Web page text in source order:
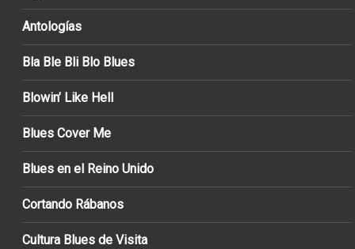
Antologías
Bla Ble Bli Blo Blues
Blowin’ Like Hell
Blues Cover Me
Blues en el Reino Unido
Cortando Rábanos
Cultura Blues de Visita